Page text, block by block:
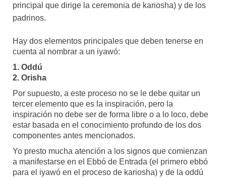
principal que dirige la ceremonia de kariosha) y de los
padrinos.
Hay dos elementos principales que deben tenerse en
cuenta al nombrar a un iyawó:
1. Oddú
2. Orisha
Por supuesto, a este proceso no se le debe quitar un
tercer elemento que es la inspiración, pero la
inspiración no debe ser de forma libre o a lo loco, debe
estar basada en el conocimiento profundo de los dos
componentes antes mencionados.
Yo presto mucha atención a los signos que comienzan
a manifestarse en el Ebbó de Entrada (el primero ebbó
para el iyawó en el proceso de kariosha) y de la oddú